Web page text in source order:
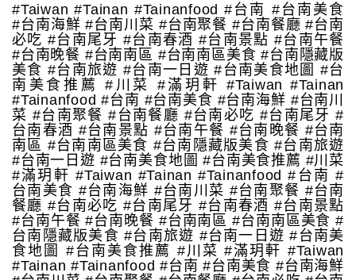
#Taiwan #Tainan #Tainanfood #台南 #台南美食
#台南海鮮 #台南川菜 #台南聚餐 #台南餐廳 #台南
必吃 #台南尾牙 #台南春酒 #台南景點 #台南午餐
#台南晚餐 #台南南區 #台南南區美食 #台南隱藏版
美食 #台南旅遊 #台南一日遊 #台南美食地圖 #台
南美食推薦 #川菜 #滿玥軒 #Taiwan #Tainan
#Tainanfood #台南 #台南美食 #台南海鮮 #台南川
菜 #台南聚餐 #台南餐廳 #台南必吃 #台南尾牙 #
台南春酒 #台南景點 #台南午餐 #台南晚餐 #台南
南區 #台南南區美食 #台南隱藏版美食 #台南旅遊
#台南一日遊 #台南美食地圖 #台南美食推薦 #川菜
#滿玥軒 #Taiwan #Tainan #Tainanfood #台南 #
台南美食 #台南海鮮 #台南川菜 #台南聚餐 #台南
餐廳 #台南必吃 #台南尾牙 #台南春酒 #台南景點
#台南午餐 #台南晚餐 #台南南區 #台南南區美食 #
台南隱藏版美食 #台南旅遊 #台南一日遊 #台南美
食地圖 #台南美食推薦 #川菜 #滿玥軒 #Taiwan
#Tainan #Tainanfood #台南 #台南美食 #台南海鮮